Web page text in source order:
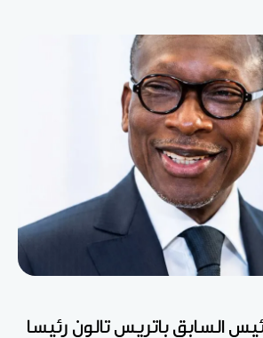
السابق باتريس تالون رئيسا